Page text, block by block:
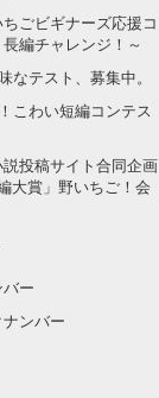
ごビギナーズ応援コ
編チャレンジ！～
なテスト、募集中。
こわい短編コンテス
投稿サイト合同企画
大賞」野いちご！会
ー
ンバー